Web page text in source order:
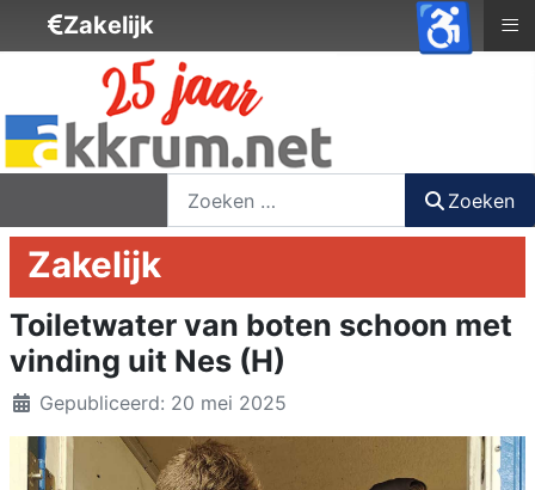
Zoeken
Zakelijk
Toiletwater van boten schoon met
vinding uit Nes (H)
DetailsGepubliceerd: 20 mei 2025
Zakelijk ≡
♿